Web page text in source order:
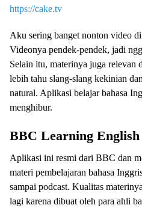
https://cake.tv
Aku sering banget nonton video
Videonya pendek-pendek, jadi
Selain itu, materinya juga relevan
lebih tahu slang-slang kekinian
natural. Aplikasi belajar bahasa
menghibur.
BBC Learning English
Aplikasi ini resmi dari BBC dan
materi pembelajaran bahasa
sampai podcast. Kualitas
lagi karena dibuat oleh para ahli